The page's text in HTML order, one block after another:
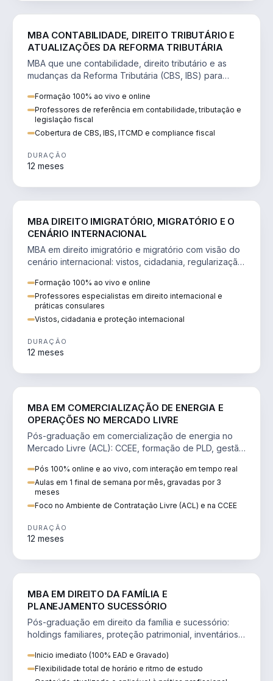
MBA CONTABILIDADE, DIREITO TRIBUTÁRIO E
ATUALIZAÇÕES DA REFORMA TRIBUTÁRIA
MBA que une contabilidade, direito tributário e as
mudanças da Reforma Tributária (CBS, IBS) para
Formação 100% ao vivo e online
Professores de referência em contabilidade, tributação e
legislação fiscal
Cobertura de CBS, IBS, ITCMD e compliance fiscal
DURAÇÃO
12 meses
MBA DIREITO IMIGRATÓRIO, MIGRATÓRIO E O
CENÁRIO INTERNACIONAL
MBA em direito imigratório e migratório com visão do
cenário internacional: vistos, cidadania, regularização
Formação 100% ao vivo e online
Professores especialistas em direito internacional e
práticas consulares
Vistos, cidadania e proteção internacional
DURAÇÃO
12 meses
MBA EM COMERCIALIZAÇÃO DE ENERGIA E
OPERAÇÕES NO MERCADO LIVRE
Pós-graduação em comercialização de energia no
Mercado Livre (ACL): CCEE, formação de PLD, gestão
Pós 100% online e ao vivo, com interação em tempo real
Aulas em 1 final de semana por mês, gravadas por 3
meses
Foco no Ambiente de Contratação Livre (ACL) e na CCEE
DURAÇÃO
12 meses
MBA EM DIREITO DA FAMÍLIA E
PLANEJAMENTO SUCESSÓRIO
Pós-graduação em direito da família e sucessório:
holdings familiares, proteção patrimonial, inventários
Inicio imediato (100% EAD e Gravado)
Flexibilidade total de horário e ritmo de estudo